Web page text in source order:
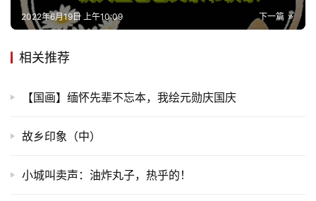
下一篇
2022年6月19日 上午10:09
相关推荐
【国画】缅怀先辈不忘本，我绘元勋庆国庆
故乡印象（中）
小城叫卖声：油炸丸子，热乎的！